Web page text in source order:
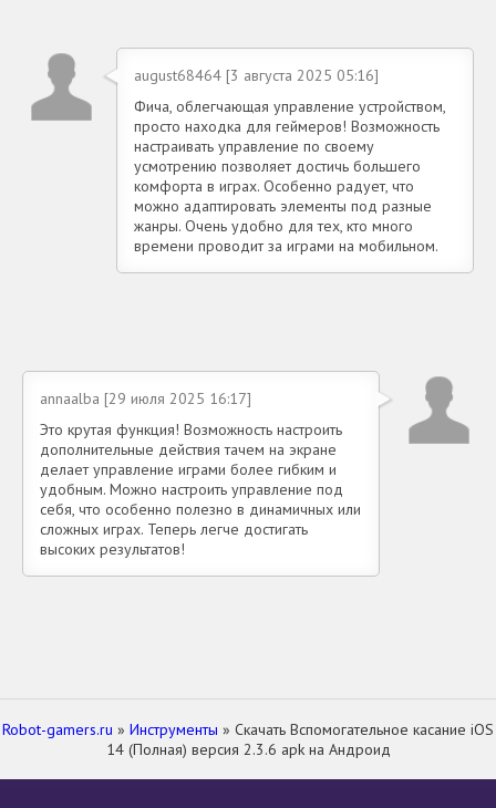
august68464 [3 августа 2025 05:16]
Фича, облегчающая управление устройством,
просто находка для геймеров! Возможность
настраивать управление по своему
усмотрению позволяет достичь большего
комфорта в играх. Особенно радует, что
можно адаптировать элементы под разные
жанры. Очень удобно для тех, кто много
времени проводит за играми на мобильном.
annaalba [29 июля 2025 16:17]
Это крутая функция! Возможность настроить
дополнительные действия тачем на экране
делает управление играми более гибким и
удобным. Можно настроить управление под
себя, что особенно полезно в динамичных или
сложных играх. Теперь легче достигать
высоких результатов!
Robot-gamers.ru » Инструменты » Скачать Вспомогательное касание iOS
14 (Полная) версия 2.3.6 apk на Андроид